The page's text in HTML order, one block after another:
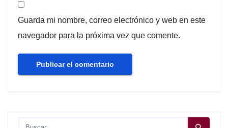
Guarda mi nombre, correo electrónico y web en este
navegador para la próxima vez que comente.